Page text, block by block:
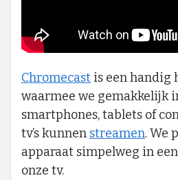
Chromecast is een handig
waarmee we gemakkelijk
smartphones, tablets of
tv’s kunnen streamen. We
apparaat simpelweg in
onze tv.